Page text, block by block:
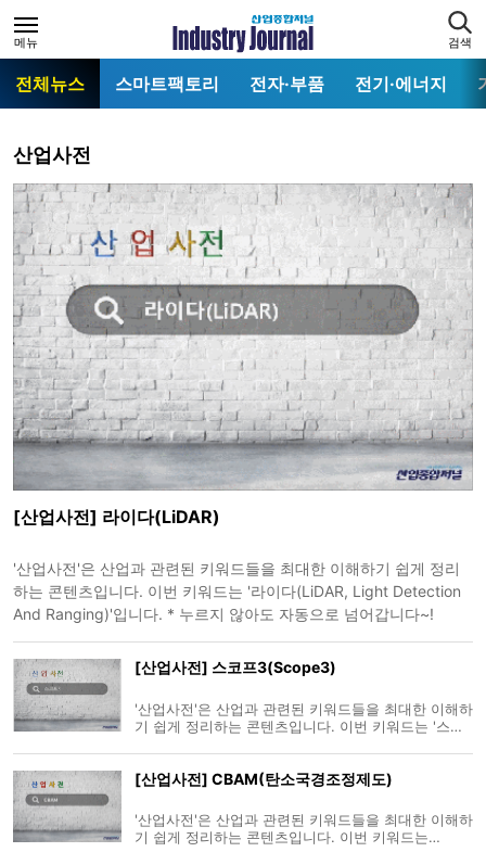
메뉴 검색
전체뉴스 스마트팩토리 전자·부품 전기·에너지
산업사전
[산업사전] 라이다(LiDAR)
'산업사전'은 산업과 관련된 키워드들을 최대한 이해하기 쉽게 정리
하는 콘텐츠입니다. 이번 키워드는 '라이다(LiDAR, Light Detection
And Ranging)'입니다. * 누르지 않아도 자동으로 넘어갑니다~!
[산업사전] 스코프3(Scope3)
'산업사전'은 산업과 관련된 키워드들을 최대한 이해하
기 쉽게 정리하는 콘텐츠입니다. 이번 키워드는 '스코
[산업사전] CBAM(탄소국경조정제도)
'산업사전'은 산업과 관련된 키워드들을 최대한 이해하
기 쉽게 정리하는 콘텐츠입니다. 이번 키워드는